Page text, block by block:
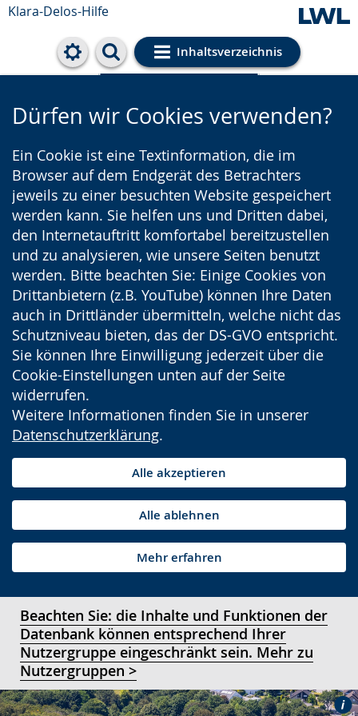
Klara-Delos-Hilfe
Inhaltsverzeichnis
Cookie-Einstellungen
Dürfen wir Cookies verwenden?
Ein Cookie ist eine Textinformation, die im
Browser auf dem Endgerät des Betrachters
jeweils zu einer besuchten Website gespeichert
werden kann. Sie helfen uns und Dritten dabei,
den Internetauftritt komfortabel bereitzustellen
und zu analysieren, wie unsere Seiten benutzt
werden. Bitte beachten Sie: Einige Cookies von
Drittanbietern (z.B. YouTube) können Ihre Daten
auch in Drittländer übermitteln, welche nicht das
Schutzniveau bieten, das der DS-GVO entspricht.
Sie können Ihre Einwilligung jederzeit über die
Cookie-Einstellungen unten auf der Seite
widerrufen.
Weitere Informationen finden Sie in unserer
Datenschutzerklärung.
Alle akzeptieren
Alle ablehnen
Mehr erfahren
Beachten Sie: die Inhalte und Funktionen der
Datenbank können entsprechend Ihrer
Nutzergruppe eingeschränkt sein. Mehr zu
Nutzergruppen >